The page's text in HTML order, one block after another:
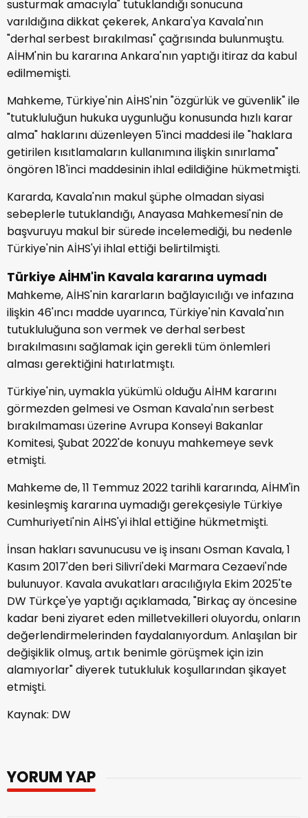
susturmak amacıyla" tutuklandığı sonucuna
varıldığına dikkat çekerek, Ankara'ya Kavala'nın
"derhal serbest bırakılması" çağrısında bulunmuştu.
AİHM'nin bu kararına Ankara'nın yaptığı itiraz da kabul
edilmemişti.
Mahkeme, Türkiye'nin AİHS'nin "özgürlük ve güvenlik" ile
"tutukluluğun hukuka uygunluğu konusunda hızlı karar
alma" haklarını düzenleyen 5'inci maddesi ile "haklara
getirilen kısıtlamaların kullanımına ilişkin sınırlama"
öngören 18'inci maddesinin ihlal edildiğine hükmetmişti.
Kararda, Kavala'nın makul şüphe olmadan siyasi
sebeplerle tutuklandığı, Anayasa Mahkemesi'nin de
başvuruyu makul bir sürede incelemediği, bu nedenle
Türkiye'nin AİHS'yi ihlal ettiği belirtilmişti.
Türkiye AİHM'in Kavala kararına uymadı
Mahkeme, AİHS'nin kararların bağlayıcılığı ve infazına
ilişkin 46'ıncı ​​madde uyarınca, Türkiye'nin Kavala'nın
tutukluluğuna son vermek ve derhal serbest
bırakılmasını sağlamak için gerekli tüm önlemleri
alması gerektiğini hatırlatmıştı.
Türkiye'nin, uymakla yükümlü olduğu AİHM kararını
görmezden gelmesi ve Osman Kavala'nın serbest
bırakılmaması üzerine Avrupa Konseyi Bakanlar
Komitesi, Şubat 2022'de konuyu mahkemeye sevk
etmişti.
Mahkeme de, 11 Temmuz 2022 tarihli kararında, AİHM'in
kesinleşmiş kararına uymadığı gerekçesiyle Türkiye
Cumhuriyeti'nin AİHS'yi ihlal ettiğine hükmetmişti.
İnsan hakları savunucusu ve iş insanı Osman Kavala, 1
Kasım 2017'den beri Silivri'deki Marmara Cezaevi'nde
bulunuyor. Kavala avukatları aracılığıyla Ekim 2025'te
DW Türkçe'ye yaptığı açıklamada, "Birkaç ay öncesine
kadar beni ziyaret eden milletvekilleri oluyordu, onların
değerlendirmelerinden faydalanıyordum. Anlaşılan bir
değişiklik olmuş, artık benimle görüşmek için izin
alamıyorlar" diyerek tutukluluk koşullarından şikayet
etmişti.
Kaynak: DW
YORUM YAP